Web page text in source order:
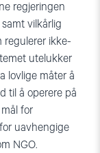
regjeringen
vilkårlig
regulerer ikke-
utelukker
lovlige måter å
til å operere på
for
uavhengige
NGO.